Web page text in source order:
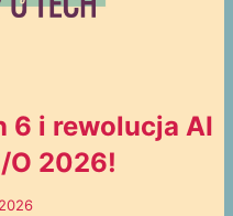
6 i rewolucja AI
O 2026!